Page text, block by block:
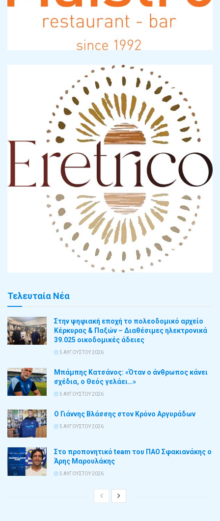
Τελευταία Νέα
Στην ψηφιακή εποχή το πολεοδομικό αρχείο
Κέρκυρας & Παξών – Διαθέσιμες ηλεκτρονικά
39.025 οικοδομικές άδειες
5 ΑΥΓΟΎΣΤΟΥ 2026
Μπάμπης Κατσάνος: «Όταν ο άνθρωπος κάνει
σχέδια, ο Θεός γελάει…»
5 ΑΥΓΟΎΣΤΟΥ 2026
Ο Γιάννης Βλάσσης στον Κρόνο Αργυράδων
5 ΑΥΓΟΎΣΤΟΥ 2026
Στο προπονητικό team του ΠΑΟ Σφακιανάκης ο
Άρης Μαρουλάκης
5 ΑΥΓΟΎΣΤΟΥ 2026